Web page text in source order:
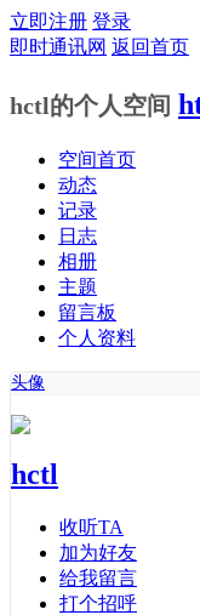
立即注册 登录
即时通讯网 返回首页
hctl的个人空间
空间首页
动态
记录
日志
相册
主题
留言板
个人资料
头像
hctl
收听TA
加为好友
给我留言
打个招呼